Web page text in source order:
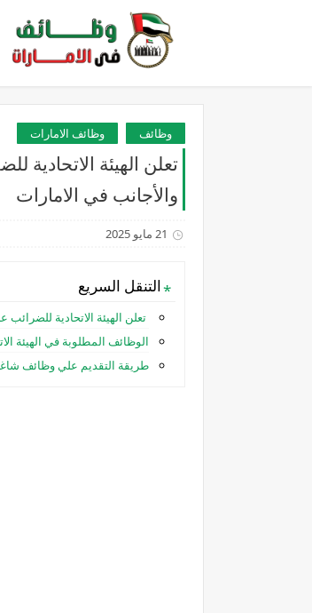
وظائف وظائف الامارات
تعلن الهيئة
والأجانب في الامارات
21 مايو 2025
التنقل السريع
تعلن الهيئة الاتحادية
الوظائف المطلوبة في الهيئة
طريقة التقديم علي وظائف